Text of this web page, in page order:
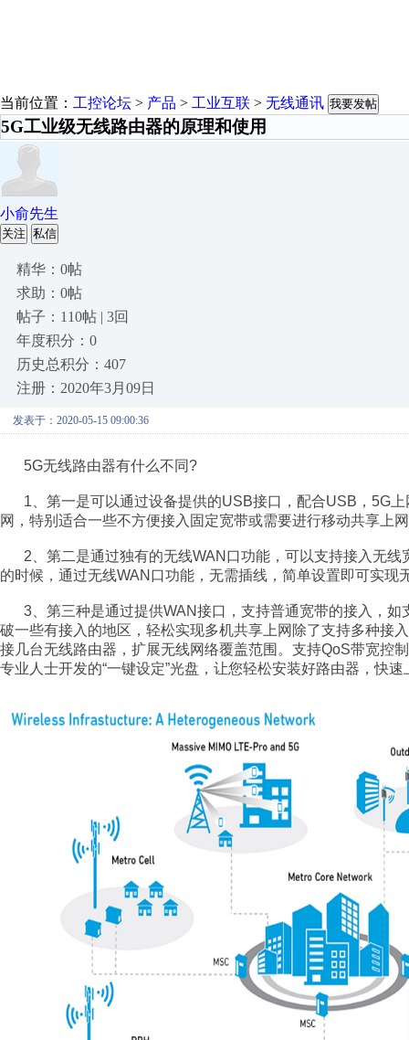
当前位置： 工控论坛 > 产品 > 工业互联 > 无线通讯 我要发帖
5G工业级无线路由器的原理和使用
小俞先生
关注 私信
精华：0帖
求助：0帖
帖子：110帖 | 3回
年度积分：0
历史总积分：407
注册：2020年3月09日
发表于：2020-05-15 09:00:36
5G无线路由器有什么不同?
1 、第一是可以通过设备提供的USB接口，配合USB ， 5G
网，特别适合一些不方便接入固定宽带或需要进行移动共享上
2 、第二是通过独有的无线WAN 口功能，可以支持接入无线
的时候，通过无线WAN 口功能，无需插线，简单设置即可实现
3 、第三种是通过提供WAN接口，支持普通宽带的接入，如
破一些有接入的地区，轻松实现多机共享上网除了支持多种接
接几台无线路由器，扩展无线网络覆盖范围。支持QoS带宽控
专业人士开发的“一键设定”光盘，让您轻松安装好路由器，快速